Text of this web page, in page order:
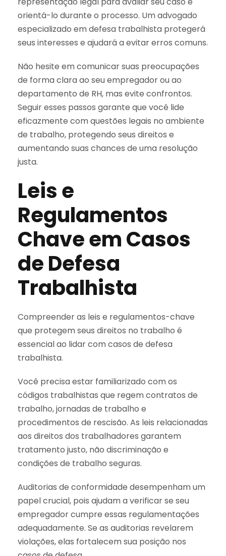
orientá-lo durante o processo. Um advogado
especializado em defesa trabalhista protegerá
seus interesses e ajudará a evitar erros comuns.
Não hesite em comunicar suas preocupações
de forma clara ao seu empregador ou ao
departamento de RH, mas evite confrontos.
Seguir esses passos garante que você lide
eficazmente com questões legais no ambiente
de trabalho, protegendo seus direitos e
aumentando suas chances de uma resolução
justa.
Leis e
Regulamentos
Chave em Casos
de Defesa
Trabalhista
Compreender as leis e regulamentos-chave
que protegem seus direitos no trabalho é
essencial ao lidar com casos de defesa
trabalhista.
Você precisa estar familiarizado com os
códigos trabalhistas que regem contratos de
trabalho, jornadas de trabalho e
procedimentos de rescisão. As leis relacionadas
aos direitos dos trabalhadores garantem
tratamento justo, não discriminação e
condições de trabalho seguras.
Auditorias de conformidade desempenham um
papel crucial, pois ajudam a verificar se seu
empregador cumpre essas regulamentações
adequadamente. Se as auditorias revelarem
violações, elas fortalecem sua posição nos